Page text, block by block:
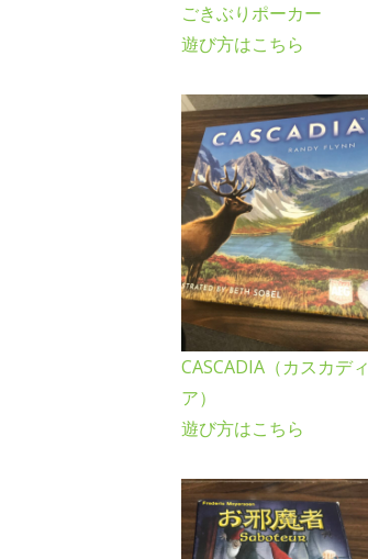
ごきぶりポーカー
遊び方はこちら
CASCADIA（カスカディ
ア）
遊び方はこちら